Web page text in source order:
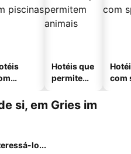
Hotéis que
permitem
com
si, em Gries im
lo...